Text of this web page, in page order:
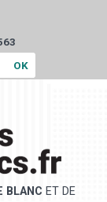
BLANC ET DE